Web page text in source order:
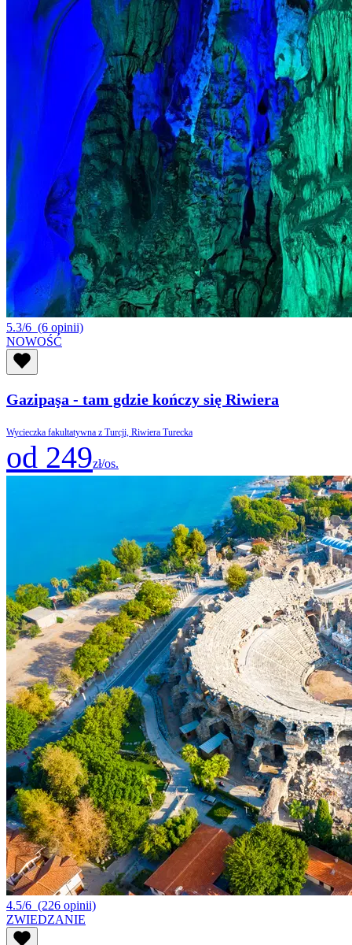
5.3/6 (6 opinii)
NOWOŚĆ
Gazipaşa - tam gdzie kończy się Riwiera
Wycieczka fakultatywna z Turcji, Riwiera Turecka
od 249zł/os.
4.5/6 (226 opinii)
ZWIEDZANIE